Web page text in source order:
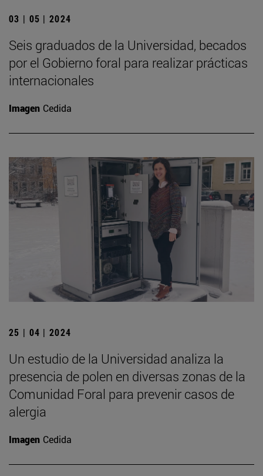
03 | 05 | 2024
Seis graduados de la Universidad, becados
por el Gobierno foral para realizar prácticas
internacionales
Imagen Cedida
25 | 04 | 2024
Un estudio de la Universidad analiza la
presencia de polen en diversas zonas de la
Comunidad Foral para prevenir casos de
alergia
Imagen Cedida